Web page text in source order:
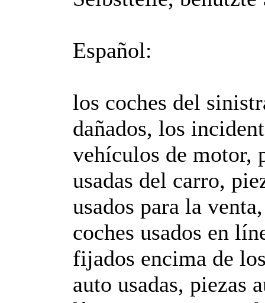
Español:
los coches del
dañados, los
vehículos de motor,
usadas del carro,
usados para la
coches usados en
fijados encima de
auto usadas, piezas